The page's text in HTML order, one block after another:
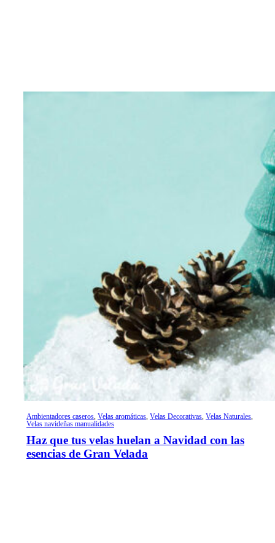
Ambientadores caseros, Velas aromáticas, Velas Decorativas, Velas Naturales,
Velas navideñas manualidades
Haz que tus velas huelan a Navidad con las
esencias de Gran Velada